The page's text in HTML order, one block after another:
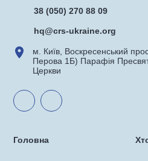
38 (050) 270 88 09
hq@crs-ukraine.org
м. Київ, Воскресенський
Перова 1Б) Парафія
Церкви
Головна